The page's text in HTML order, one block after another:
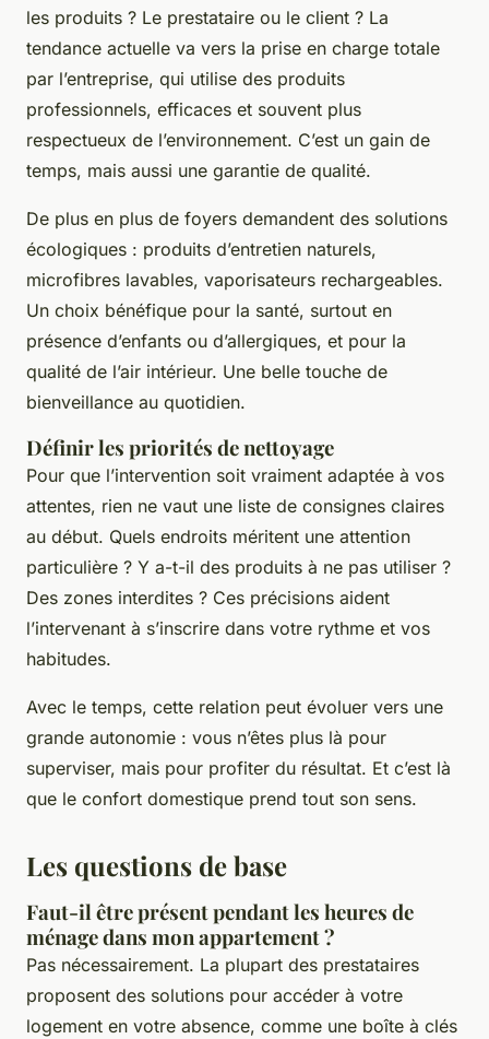
les produits ? Le prestataire ou le client ? La
tendance actuelle va vers la prise en charge totale
par l’entreprise, qui utilise des produits
professionnels, efficaces et souvent plus
respectueux de l’environnement. C’est un gain de
temps, mais aussi une garantie de qualité.
De plus en plus de foyers demandent des solutions
écologiques : produits d’entretien naturels,
microfibres lavables, vaporisateurs rechargeables.
Un choix bénéfique pour la santé, surtout en
présence d’enfants ou d’allergiques, et pour la
qualité de l’air intérieur. Une belle touche de
bienveillance au quotidien.
Définir les priorités de nettoyage
Pour que l’intervention soit vraiment adaptée à vos
attentes, rien ne vaut une liste de consignes claires
au début. Quels endroits méritent une attention
particulière ? Y a-t-il des produits à ne pas utiliser ?
Des zones interdites ? Ces précisions aident
l’intervenant à s’inscrire dans votre rythme et vos
habitudes.
Avec le temps, cette relation peut évoluer vers une
grande autonomie : vous n’êtes plus là pour
superviser, mais pour profiter du résultat. Et c’est là
que le confort domestique prend tout son sens.
Les questions de base
Faut-il être présent pendant les heures de
ménage dans mon appartement ?
Pas nécessairement. La plupart des prestataires
proposent des solutions pour accéder à votre
logement en votre absence, comme une boîte à clés